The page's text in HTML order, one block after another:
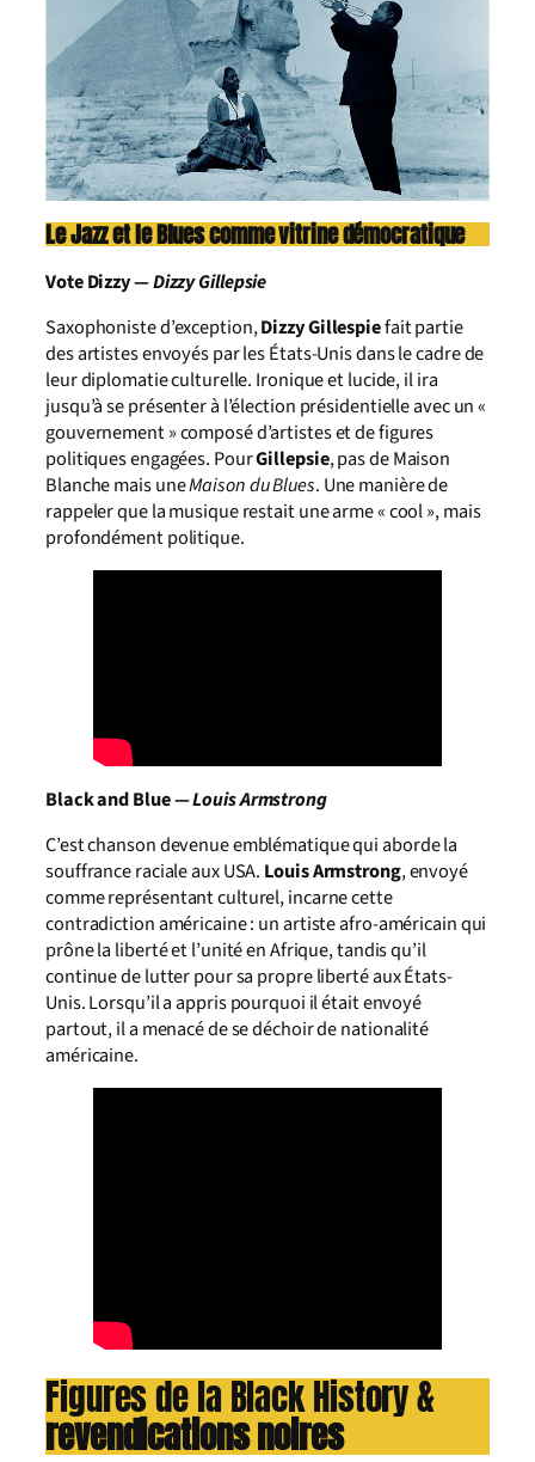
Le Jazz et le Blues comme vitrine démocratique
Vote Dizzy —Dizzy Gillepsie
Saxophoniste d’exception,Dizzy Gillespiefait partie
des artistes envoyés par les États-Unis dans le cadre de
leur diplomatie culturelle. Ironique et lucide, il ira
jusqu’à se présenter à l’élection présidentielle avec un «
gouvernement » composé d’artistes et de figures
politiques engagées. PourGillepsie, pas de Maison
Blanche mais uneMaison du Blues. Une manière de
rappeler que la musique restait une arme « cool », mais
profondément politique.
Black and Blue —Louis Armstrong
C’est chanson devenue emblématique qui aborde la
souffrance raciale aux USA. LouisArmstrong, envoyé
comme représentant culturel, incarne cette
contradiction américaine : un artiste afro-américain qui
prône la liberté et l’unité en Afrique, tandis qu’il
continue de lutter pour sa propre liberté aux États-
Unis. Lorsqu’il a appris pourquoi il était envoyé
partout, il a menacé de se déchoir de nationalité
américaine.
Figures de la Black History &
revendications noires